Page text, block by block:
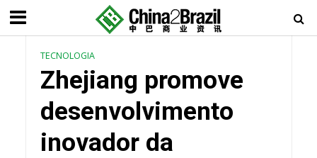
TECNOLOGIA
Zhejiang promove
desenvolvimento
inovador da